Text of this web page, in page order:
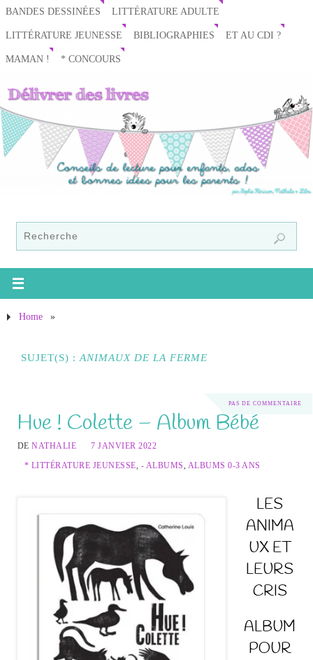
BANDES DESSINÉES LITTÉRATURE ADULTE
LITTÉRATURE JEUNESSE BIBLIOGRAPHIES ET AU CDI ?
MAMAN ! * CONCOURS
Home »
SUJET(S) : ANIMAUX DE LA FERME
PAS DE COMMENTAIRE
Hue ! Colette – Album Bébé
DENATHALIE
7 JANVIER 2022
* LITTÉRATURE JEUNESSE, - ALBUMS, ALBUMS 0-3 ANS
LES
ANIMA
UX ET
LEURS
CRIS
ALBUM
POUR